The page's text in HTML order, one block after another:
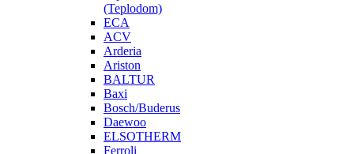
(Teplodom)
ECA
ACV
Arderia
Ariston
BALTUR
Baxi
Bosch/Buderus
Daewoo
ELSOTHERM
Ferroli